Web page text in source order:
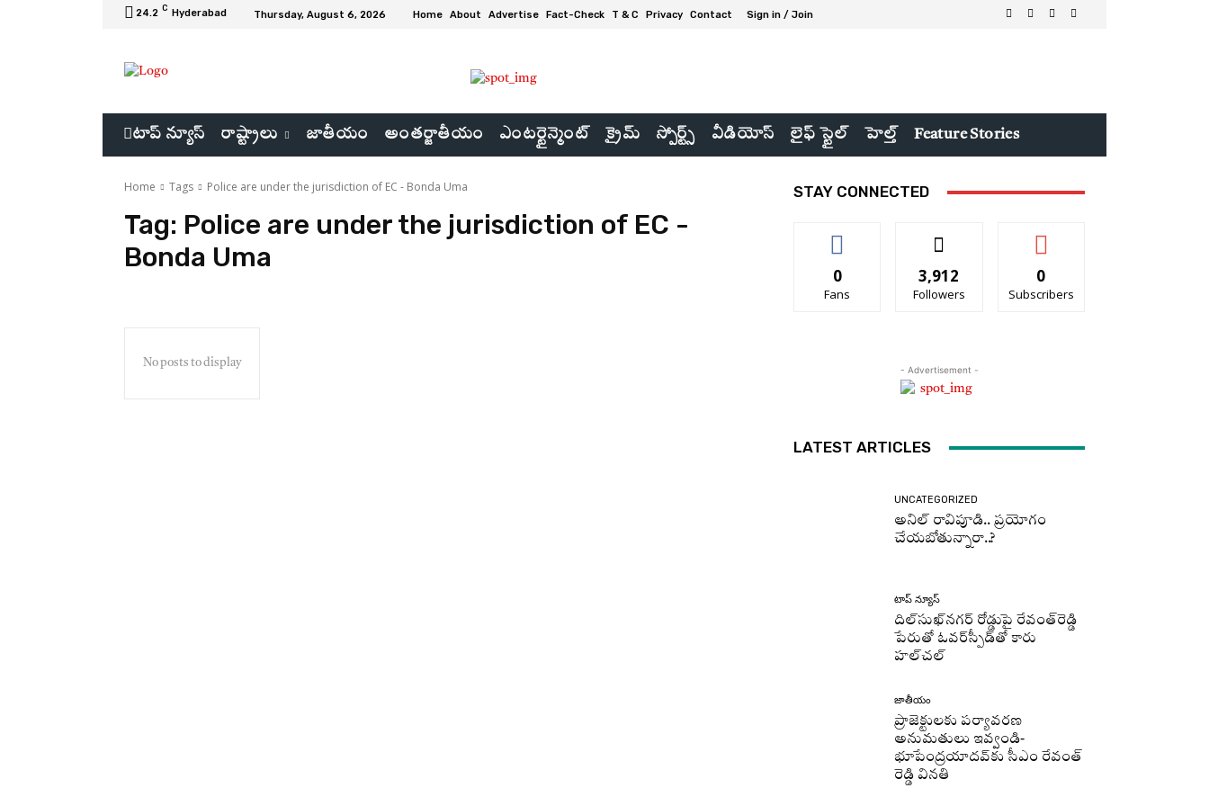
24.2 C Hyderabad Thursday, August 6, 2026 Home About Advertise Fact-Check T & C Privacy Contact Sign in / Join
టాప్ న్యూస్ రాష్ట్రాలు జాతీయం అంతర్జాతీయం ఎంటర్టైన్మెంట్ క్రైమ్ స్పోర్ట్స్ వీడియోస్ లైఫ్ స్టైల్ హెల్త్ Feature Stories
Home Tags Police are under the jurisdiction of EC - Bonda Uma
Tag: Police are under the jurisdiction of EC -
Bonda Uma
No posts to display
STAY CONNECTED
0
Fans
3,912
Followers
0
Subscribers
- Advertisement -
LATEST ARTICLES
UNCATEGORIZED
అనిల్ రావిపూడి.. ప్రయోగం
చేయబోతున్నారా..?
టాప్ న్యూస్
దిల్‌సుఖ్‌నగర్‌ రోడ్డుపై రేవంత్‌రెడ్డి
పేరుతో ఓవర్‌స్పీడ్‌తో కారు
హల్‌చల్‌
జాతీయం
ప్రాజెక్టులకు పర్యావరణ
అనుమతులు ఇవ్వండి-
భూపేంద్రయాదవ్‌కు సీఎం రేవంత్‌
రెడ్డి వినతి